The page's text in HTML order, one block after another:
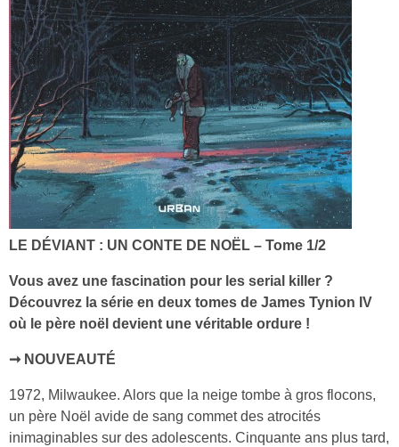
LE DÉVIANT : UN CONTE DE NOËL – Tome 1/2
Vous avez une fascination pour les serial killer ?
Découvrez la série en deux tomes de James Tynion IV
où le père noël devient une véritable ordure !
➞ NOUVEAUTÉ
1972, Milwaukee. Alors que la neige tombe à gros flocons,
un père Noël avide de sang commet des atrocités
inimaginables sur des adolescents. Cinquante ans plus tard,